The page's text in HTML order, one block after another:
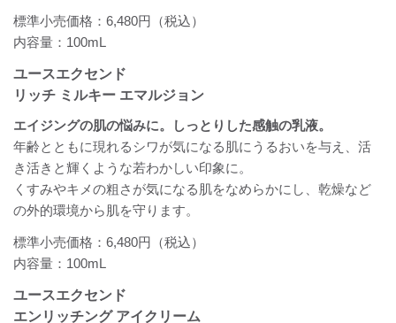
標準小売価格：6,480円（税込）
内容量：100mL
ユースエクセンド
リッチ ミルキー エマルジョン
エイジングの肌の悩みに。しっとりした感触の乳液。
年齢とともに現れるシワが気になる肌にうるおいを与え、活
き活きと輝くような若わかしい印象に。
くすみやキメの粗さが気になる肌をなめらかにし、乾燥など
の外的環境から肌を守ります。
標準小売価格：6,480円（税込）
内容量：100mL
ユースエクセンド
エンリッチング アイクリーム